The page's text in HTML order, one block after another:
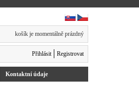
košík je momentálně prázdný
Přihlásit Registrovat
Kontaktní údaje